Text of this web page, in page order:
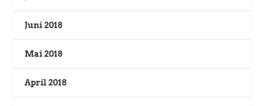
Juni 2018
Mai 2018
April 2018